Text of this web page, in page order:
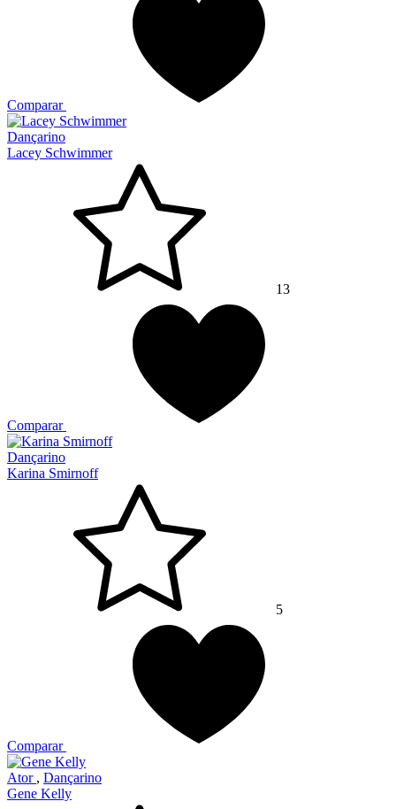
Comparar
Dançarino
Lacey Schwimmer
13
Comparar
Dançarino
Karina Smirnoff
5
Comparar
Ator , Dançarino
Gene Kelly